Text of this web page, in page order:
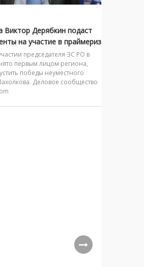
Виктор Дерябкин подаст
на участие в праймериз
председателя ЗС РО в
первым лицом региона,
победы неуместного
Деловое сообщество